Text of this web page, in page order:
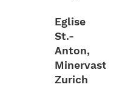
Eglise
St.-
Anton,
Zurich